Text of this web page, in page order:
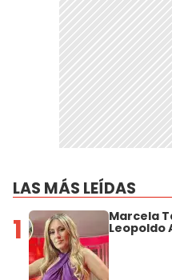
LAS MÁS LEÍDAS
1 Marcela
Leopoldo